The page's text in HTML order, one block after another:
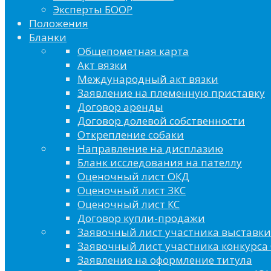
Эксперты БООР
Положения
Бланки
Общепометная карта
Акт вязки
Международный акт вязки
Заявление на племенную приставку
Договор аренды
Договор долевой собственности
Открепление собаки
Направление на дисплазию
Бланк исследования на пателлу
Оценочный лист ОКД
Оценочный лист ЗКС
Оценочный лист КС
Договор купли-продажи
Заявочный лист участника выставки
Заявочный лист участника конкурса
Заявление на оформление титула